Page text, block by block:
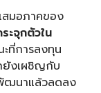
สมอภาคของ
ะจุกตัวใน
ที่การลงทุน
ยังเผชิญกับ
พัฒนาแล้วลดลง